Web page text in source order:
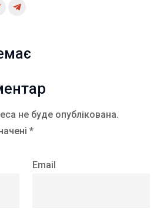
не буде опублікована.
*
Email